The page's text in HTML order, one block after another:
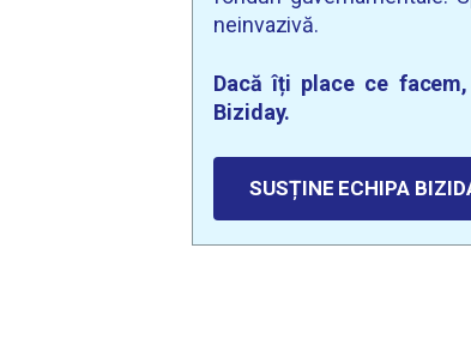
neinvazivă.
Dacă îți place ce
Biziday.
SUSȚINE ECHIPA